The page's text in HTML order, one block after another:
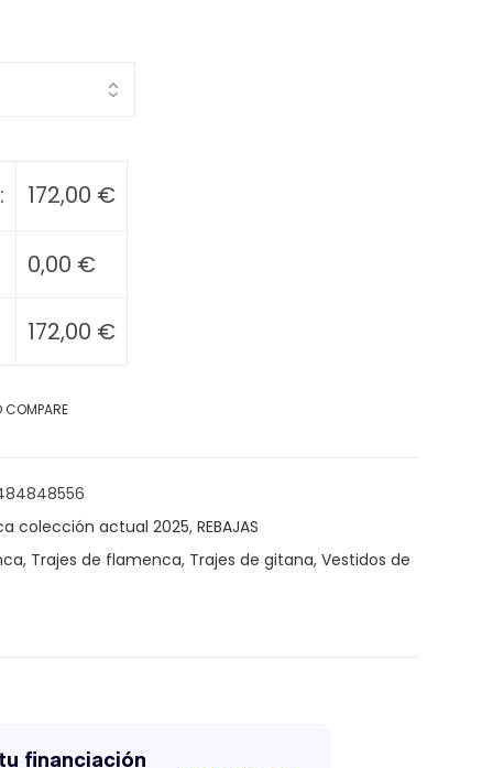
172,00 €
0,00 €
172,00 €
COMPARE
colección actual 2025, REBAJAS
, Trajes de flamenca, Trajes de gitana, Vestidos de